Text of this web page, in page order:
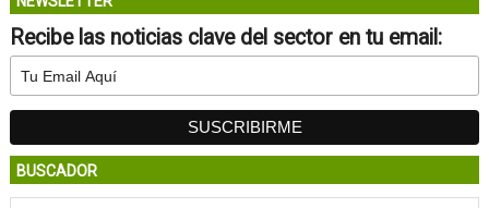
Recibe las noticias clave del sector en tu email:
BUSCADOR